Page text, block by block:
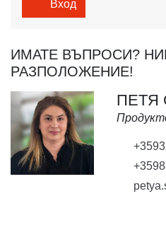
Вход
ИМАТЕ ВЪПРОСИ?
РАЗПОЛОЖЕНИЕ!
ПЕТЯ